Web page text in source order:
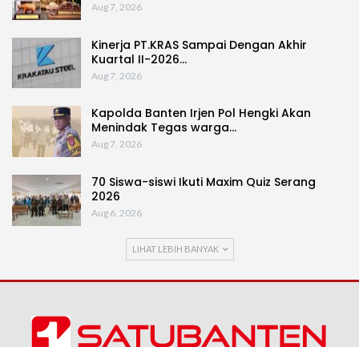
Aug 7, 2026
Kinerja PT.KRAS Sampai Dengan Akhir
Kuartal II-2026…
Aug 7, 2026
Kapolda Banten Irjen Pol Hengki Akan
Menindak Tegas warga…
Aug 7, 2026
70 Siswa-siswi Ikuti Maxim Quiz Serang
2026
Aug 6, 2026
LIHAT LEBIH BANYAK